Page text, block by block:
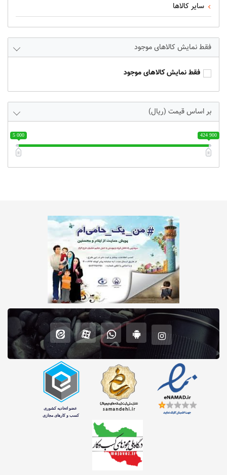
سایر کالاها
فقط نمایش کالاهای موجود
فقط نمایش کالاهای موجود
بر اساس قیمت (ریال)
5 000 424 900